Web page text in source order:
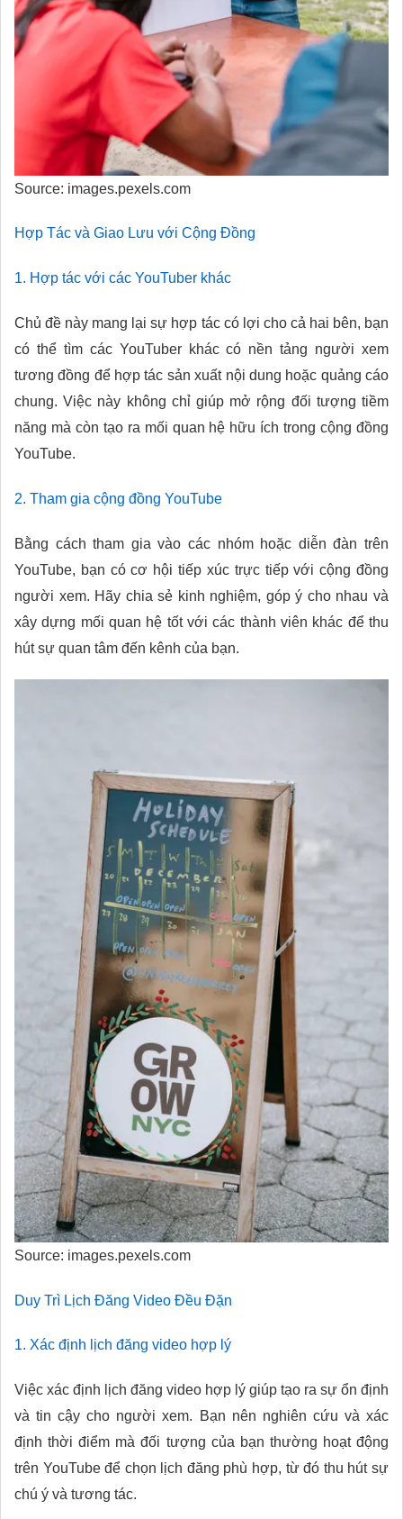
Source: images.pexels.com
Hợp Tác và Giao Lưu với Cộng Đồng
1. Hợp tác với các YouTuber khác
Chủ đề này mang lại sự hợp tác có lợi cho cả hai bên, bạn
có thể tìm các YouTuber khác có nền tảng người xem
tương đồng để hợp tác sản xuất nội dung hoặc quảng cáo
chung. Việc này không chỉ giúp mở rộng đối tượng tiềm
năng mà còn tạo ra mối quan hệ hữu ích trong cộng đồng
YouTube.
2. Tham gia cộng đồng YouTube
Bằng cách tham gia vào các nhóm hoặc diễn đàn trên
YouTube, bạn có cơ hội tiếp xúc trực tiếp với cộng đồng
người xem. Hãy chia sẻ kinh nghiệm, góp ý cho nhau và
xây dựng mối quan hệ tốt với các thành viên khác để thu
hút sự quan tâm đến kênh của bạn.
Source: images.pexels.com
Duy Trì Lịch Đăng Video Đều Đặn
1. Xác định lịch đăng video hợp lý
Việc xác định lịch đăng video hợp lý giúp tạo ra sự ổn định
và tin cậy cho người xem. Bạn nên nghiên cứu và xác
định thời điểm mà đối tượng của bạn thường hoạt động
trên YouTube để chọn lịch đăng phù hợp, từ đó thu hút sự
chú ý và tương tác.